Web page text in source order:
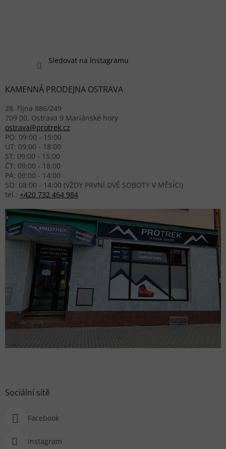
Sledovat na Instagramu
KAMENNÁ PRODEJNA OSTRAVA
28. října 886/249
709 00, Ostrava 9 Mariánské hory
ostrava@protrek.cz
PO: 09:00 - 15:00
ÚT: 09:00 - 18:00
ST: 09:00 - 15:00
ČT: 09:00 - 18:00
PÁ: 09:00 - 14:00
SO: 08:00 - 14:00 (VŽDY PRVNÍ DVĚ SOBOTY V MĚSÍCI)
tel.: +420 732 464 984
Sociální sítě
Facebook
Instagram